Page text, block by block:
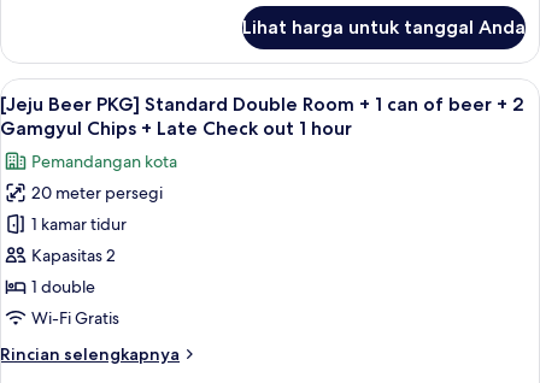
hour
of
beer
+
2
Gamgyul
Chips
+
Late
Check
out
1
[Jeju
Beer
PKG]
Standard
Room
+
can
of
+
2
Chips
Lihat harga untuk tanggal Anda
Lihat
semua
foto
untuk
[Jeju
Beer
PKG]
Standard
Double
+
Brankas, meja kerja, kedap suara,
6
[Jeju Beer PKG] Standard Double Room + 1 can of beer + 2
Gamgyul Chips + Late Check out 1 hour
Pemandangan kota
20 meter persegi
1 kamar tidur
Kapasitas 2
1 double
Wi-Fi Gratis
Rincian selengkapnya
Rincian